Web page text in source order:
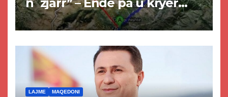
projekti i tunelit, komuna e
Tetovës nis punimet për
LAJME MAQEDONI